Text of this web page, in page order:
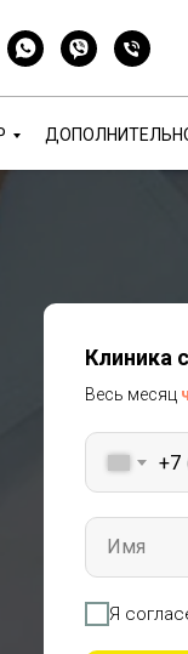
Клиника
Весь месяц
+7
Имя
Я